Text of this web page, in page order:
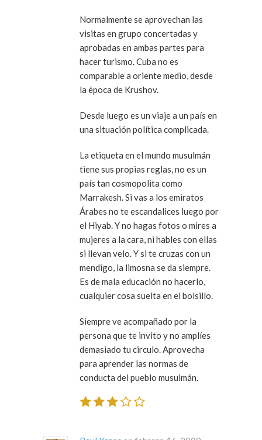
Normalmente se aprovechan las
visitas en grupo concertadas y
aprobadas en ambas partes para
hacer turismo. Cuba no es
comparable a oriente medio, desde
la época de Krushov.
Desde luego es un viaje a un país en
una situación política complicada.
La etiqueta en el mundo musulmán
tiene sus propias reglas, no es un
país tan cosmopolita como
Marrakesh. Si vas a los emiratos
Árabes no te escandalices luego por
el Hiyab. Y no hagas fotos o mires a
mujeres a la cara, ni hables con ellas
si llevan velo. Y si te cruzas con un
mendigo, la limosna se da siempre.
Es de mala educación no hacerlo,
cualquier cosa suelta en el bolsillo.
Siempre ve acompañado por la
persona que te invito y no amplíes
demasiado tu circulo. Aprovecha
para aprender las normas de
conducta del pueblo musulmán.